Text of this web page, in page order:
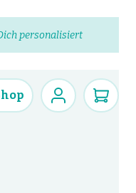
personalisiert